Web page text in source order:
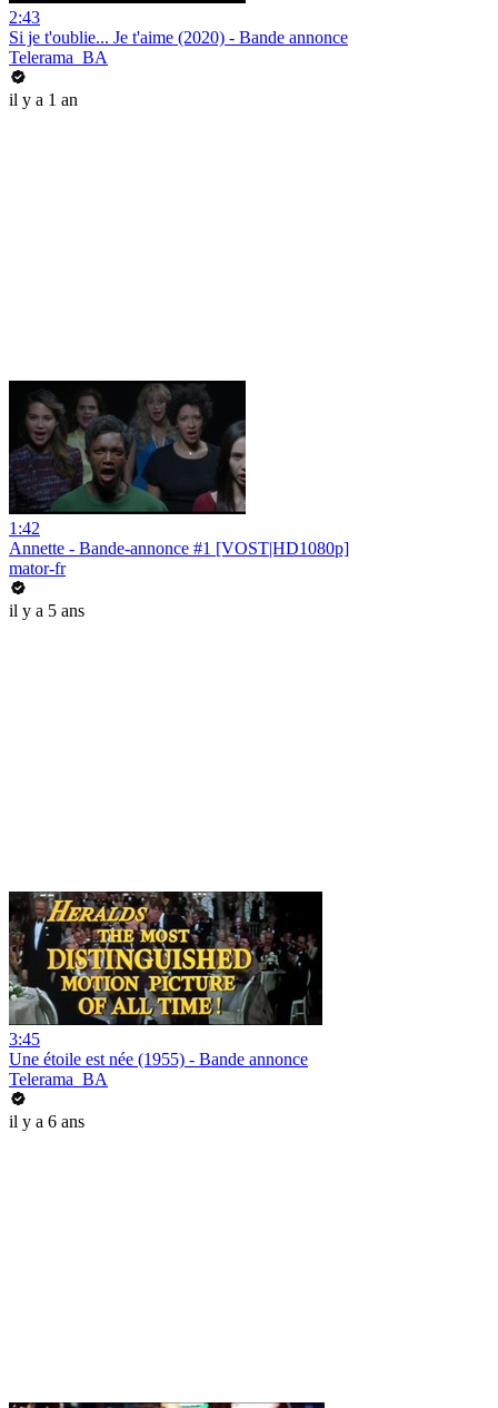
2:43
Si je t'oublie... Je t'aime (2020) - Bande annonce
Telerama_BA
il y a 1 an
1:42
Annette - Bande-annonce #1 [VOST|HD1080p]
mator-fr
il y a 5 ans
3:45
Une étoile est née (1955) - Bande annonce
Telerama_BA
il y a 6 ans